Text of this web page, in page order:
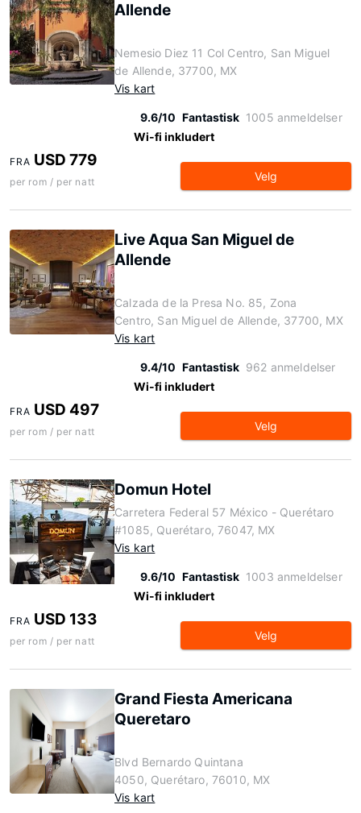
Allende
Nemesio Diez 11 Col Centro, San Miguel
de Allende, 37700, MX
Vis kart
9.6/10 Fantastisk 1005 anmeldelser
Wi-fi inkludert
FRA USD 779
per rom / per natt Velg
Live Aqua San Miguel de
Allende
Calzada de la Presa No. 85, Zona
Centro, San Miguel de Allende, 37700, MX
Vis kart
9.4/10 Fantastisk 962 anmeldelser
Wi-fi inkludert
FRA USD 497
per rom / per natt Velg
Domun Hotel
Carretera Federal 57 México - Querétaro
#1085, Querétaro, 76047, MX
Vis kart
9.6/10 Fantastisk 1003 anmeldelser
Wi-fi inkludert
FRA USD 133
per rom / per natt Velg
Grand Fiesta Americana
Queretaro
Blvd Bernardo Quintana
4050, Querétaro, 76010, MX
Vis kart